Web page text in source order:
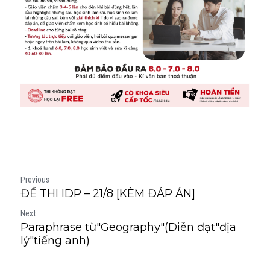
Previous
ĐỀ THI IDP – 21/8 [KÈM ĐÁP ÁN]
Next
Paraphrase từ"Geography"(Diễn đạt"địa
lý"tiếng anh)